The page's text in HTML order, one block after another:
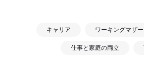
キャリア ワーキングマザー
仕事と家庭の両立